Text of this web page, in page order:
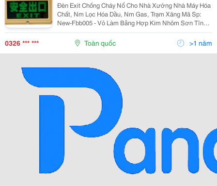
Đèn Exit Chống Cháy Nổ Cho Nhà Xưởng Nhà Máy Hóa
Chất, Nm Lọc Hóa Dầu, Nm Gas, Trạm Xăng Mã Sp:
New-Fbb005 - Vỏ Làm Bằng Hợp Kim Nhôm Sơn Tĩnh
Điện - Kính Cường Lực, Độ Bền Cao Chống Va Đập - Ốc
Chốt Bằng Thép Ko Gỉ Chống Ăn Mòn - Sử Dụng Tại
Các Khu...
0326 *** *** Toàn quốc >1 năm